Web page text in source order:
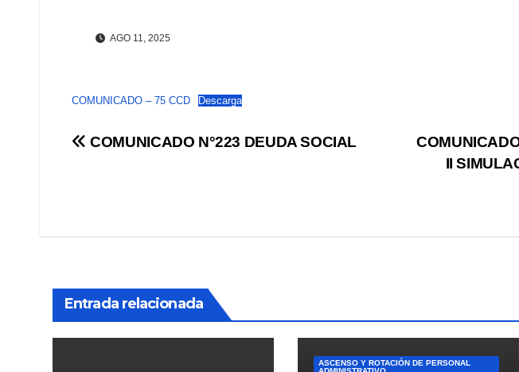
AGO 11, 2025
COMUNICADO – 75 CCD Descarga
Navegación
II
COMUNICADO N°223 DEUDA SOCIAL
Entrada relacionada
ASCENSO Y ROTACIÓN DE PERSONAL